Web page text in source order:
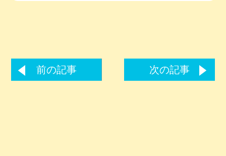
前の記事 次の記事